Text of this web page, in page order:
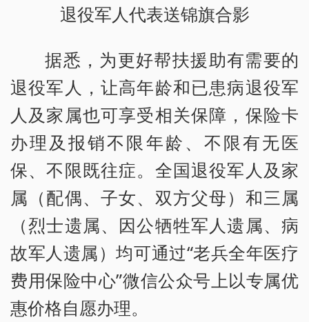
退役军人代表送锦旗合影
据悉，为更好帮扶援助有需要的
退役军人，让高年龄和已患病退役军
人及家属也可享受相关保障，保险卡
办理及报销不限年龄、不限有无医
保、不限既往症。全国退役军人及家
属（配偶、子女、双方父母）和三属
（烈士遗属、因公牺牲军人遗属、病
故军人遗属）均可通过“老兵全年医疗
费用保险中心”微信公众号上以专属优
惠价格自愿办理。